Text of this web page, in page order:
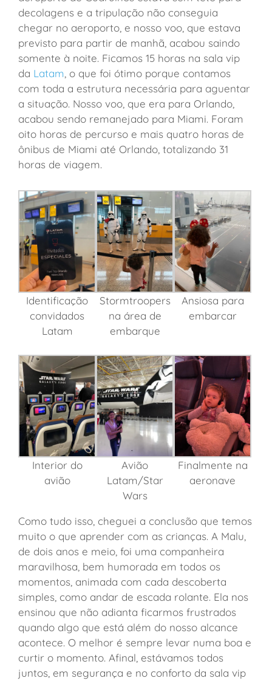
decolagens e a tripulação não conseguia
chegar no aeroporto, e nosso voo, que estava
previsto para partir de manhã, acabou saindo
somente à noite. Ficamos 15 horas na sala vip
da Latam , o que foi ótimo porque contamos
com toda a estrutura necessária para aguentar
a situação. Nosso voo, que era para Orlando,
acabou sendo remanejado para Miami. Foram
oito horas de percurso e mais quatro horas de
ônibus de Miami até Orlando, totalizando 31
horas de viagem.
Identificação
convidados
Latam
Stormtroopers
na área de
embarque
Ansiosa para
embarcar
Interior do
avião
Avião
Latam/Star
Wars
Finalmente na
aeronave
Como tudo isso, cheguei a conclusão que temos
muito o que aprender com as crianças. A Malu,
de dois anos e meio, foi uma companheira
maravilhosa, bem humorada em todos os
momentos, animada com cada descoberta
simples, como andar de escada rolante. Ela nos
ensinou que não adianta ficarmos frustrados
quando algo que está além do nosso alcance
acontece. O melhor é sempre levar numa boa e
curtir o momento. Afinal, estávamos todos
juntos, em segurança e no conforto da sala vip